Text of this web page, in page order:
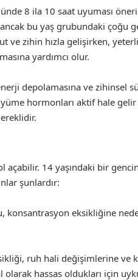
8 ila 10 saat uyuması
bu yaş grubundaki çoğu
ve zihin hızla gelişirken,
yardımcı olur.
depolamasına ve zihinsel
hormonları aktif hale
14 yaşındaki bir
şunlardır:
konsantrasyon eksikliğine
ruh hali değişimlerine ve
olarak hassas oldukları için